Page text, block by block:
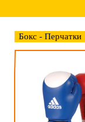
Бокс - Перчатки